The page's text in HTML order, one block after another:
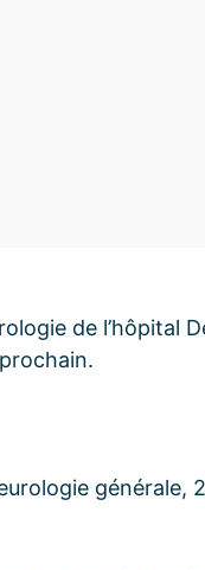
de l’hôpital
générale,